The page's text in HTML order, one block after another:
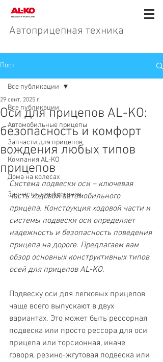
Автоприцепная техника
Пост
Все публикации
Автомобильные прицепы
Запчасти для прицепов
Компания AL-KO
Дома на колесах
Запчасти для фургонов
Все публикации
Оси для прицепов AL-KO:
безопасность и комфорт
вождения любых типов
прицепов
29 сент. 2025 г.
Система подвески оси – ключевая
часть ходовой автомобильного
прицепа. Конструкция ходовой части и
системы подвески оси определяет
надежность и безопасность поведения
прицепа на дороге. Предлагаем вам
обзор основных конструктивных типов
осей для прицепов AL-KO.
Подвеску оси для легковых прицепов
чаще всего выпускают в двух
вариантах. Это может быть рессорная
подвеска или просто рессора для оси
прицепа или торсионная, иначе
говоря, резино-жгутовая подвеска или